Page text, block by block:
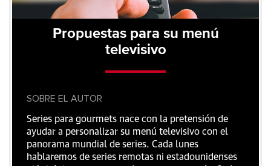
Propuestas para su menú
televisivo
SOBRE EL AUTOR
Series para gourmets nace con la pretensión de
ayudar a personalizar su menú televisivo con el
panorama mundial de series. Cada lunes
hablaremos de series remotas ni estadounidenses